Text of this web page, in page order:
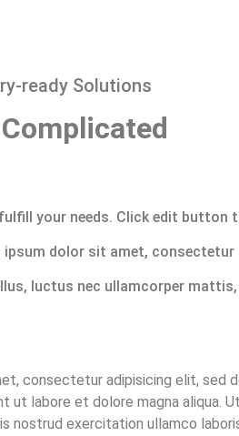
ready Solutions
your needs. Click edit button
ipsum dolor sit amet, consectetur
luctus nec ullamcorper mattis,
consectetur adipisicing elit, sed
ut labore et dolore magna aliqua.
nostrud exercitation ullamco